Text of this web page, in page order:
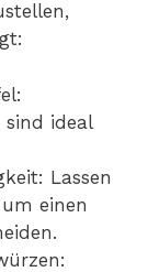
sind ideal
Lassen
einen